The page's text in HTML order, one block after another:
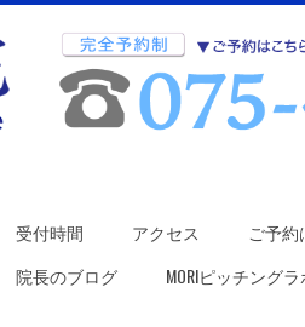
受付時間 アクセス ご予約
院長のブログ
MORIピッチング